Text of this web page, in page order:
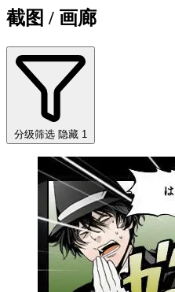
截图 / 画廊
分级筛选 隐藏 1